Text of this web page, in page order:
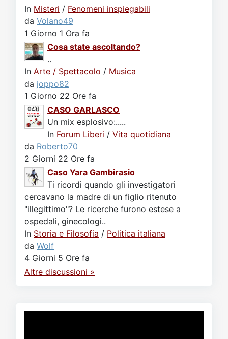
In Misteri / Fenomeni inspiegabili
da Volano49
1 Giorno 1 Ora fa
Cosa state ascoltando?
..
In Arte / Spettacolo / Musica
da joppo82
1 Giorno 22 Ore fa
CASO GARLASCO
Un mix esplosivo:.....
In Forum Liberi / Vita quotidiana
da Roberto70
2 Giorni 22 Ore fa
Caso Yara Gambirasio
Ti ricordi quando gli investigatori
cercavano la madre di un figlio ritenuto
"illegittimo"? Le ricerche furono estese a
ospedali, ginecologi..
In Storia e Filosofia / Politica italiana
da Wolf
4 Giorni 5 Ore fa
Altre discussioni »